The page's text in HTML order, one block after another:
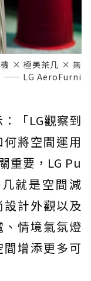
機 × 極美茶几 × 無
—— LG AeroFurni
「LG觀察到
將空間運用
重要，LG Pu
就是空間減
計外觀以及
情境氣氛燈
增添更多可